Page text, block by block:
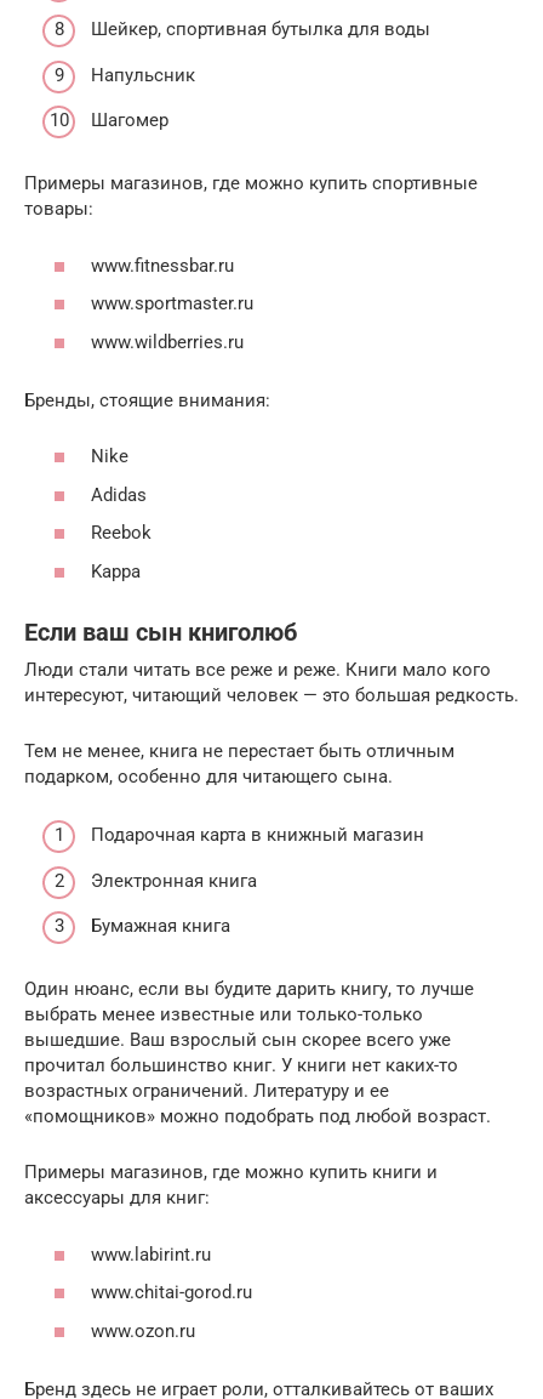
Шейкер, спортивная бутылка для воды
Напульсник
Шагомер
Примеры магазинов, где можно купить спортивные
товары:
www.fitnessbar.ru
www.sportmaster.ru
www.wildberries.ru
Бренды, стоящие внимания:
Nike
Adidas
Reebok
Kappa
Если ваш сын книголюб
Люди стали читать все реже и реже. Книги мало кого
интересуют, читающий человек — это большая редкость.
Тем не менее, книга не перестает быть отличным
подарком, особенно для читающего сына.
Подарочная карта в книжный магазин
Электронная книга
Бумажная книга
Один нюанс, если вы будите дарить книгу, то лучше
выбрать менее известные или только-только
вышедшие. Ваш взрослый сын скорее всего уже
прочитал большинство книг. У книги нет каких-то
возрастных ограничений. Литературу и ее
«помощников» можно подобрать под любой возраст.
Примеры магазинов, где можно купить книги и
аксессуары для книг:
www.labirint.ru
www.chitai-gorod.ru
www.ozon.ru
Бренд здесь не играет роли, отталкивайтесь от ваших